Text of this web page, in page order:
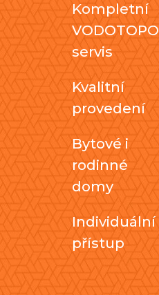
Kompletní
VODOTOPO
servis
Kvalitní
provedení
Bytové i
rodinné
domy
Individuální
přístup